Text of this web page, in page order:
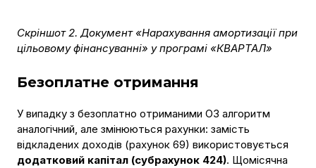
Скріншот 2. Документ «Нарахування амортизації при
цільовому фінансуванні» у програмі «КВАРТАЛ»
Безоплатне отримання
У випадку з безоплатно отриманими ОЗ алгоритм
аналогічний, але змінюються рахунки: замість
відкладених доходів (рахунок 69) використовується
додатковий капітал (субрахунок 424). Щомісячна